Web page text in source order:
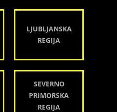
LJUBLJANSKA
REGIJA
SEVERNO
PRIMORSKA
REGIJA